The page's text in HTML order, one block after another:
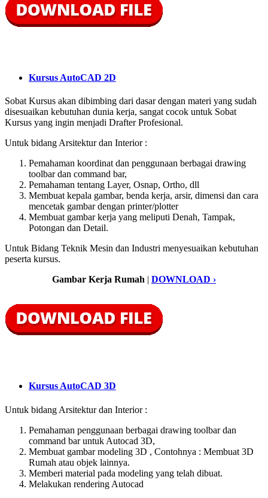
Kursus AutoCAD 2D
Sobat Kursus akan dibimbing dari dasar dengan materi yang sudah
disesuaikan kebutuhan dunia kerja, sangat cocok untuk Sobat
Kursus yang ingin menjadi Drafter Profesional.
Untuk bidang Arsitektur dan Interior :
Pemahaman koordinat dan penggunaan berbagai drawing
toolbar dan command bar,
Pemahaman tentang Layer, Osnap, Ortho, dll
Membuat kepala gambar, benda kerja, arsir, dimensi dan cara
mencetak gambar dengan printer/plotter
Membuat gambar kerja yang meliputi Denah, Tampak,
Potongan dan Detail.
Untuk Bidang Teknik Mesin dan Industri menyesuaikan kebutuhan
peserta kursus.
Gambar Kerja Rumah | DOWNLOAD ›
Kursus AutoCAD 3D
Untuk bidang Arsitektur dan Interior :
Pemahaman penggunaan berbagai drawing toolbar dan
command bar untuk Autocad 3D,
Membuat gambar modeling 3D , Contohnya : Membuat 3D
Rumah atau objek lainnya.
Memberi material pada modeling yang telah dibuat.
Melakukan rendering Autocad